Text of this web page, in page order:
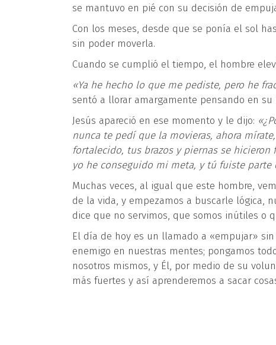
se mantuvo en pié con su decisión de
Con los meses, desde que se ponía el sol
sin poder moverla.
Cuando se cumplió el tiempo, el hombre
«Ya he hecho lo que me pediste, pero he
sentó a llorar amargamente pensando en su
Jesús apareció en ese momento y le dijo:
nunca te pedí que la movieras, ahora
fortalecido, tus brazos y piernas se
yo he conseguido mi meta, y tú fuiste parte
Muchas veces, al igual que este hombre,
de la vida, y empezamos a buscarle lógica,
dice que no servimos, que somos inútiles o
El día de hoy es un llamado a «empujar»
enemigo en nuestras mentes; pongamos
nosotros mismos, y Él, por medio de su
más fuertes y así aprenderemos a sacar